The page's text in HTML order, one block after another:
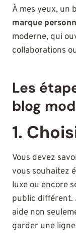
À mes yeux, un
marque
moderne, qui
collaborations
Les
blog
1.
Vous devez
vous souhaitez
luxe ou encore
public différent.
aide non
garder une